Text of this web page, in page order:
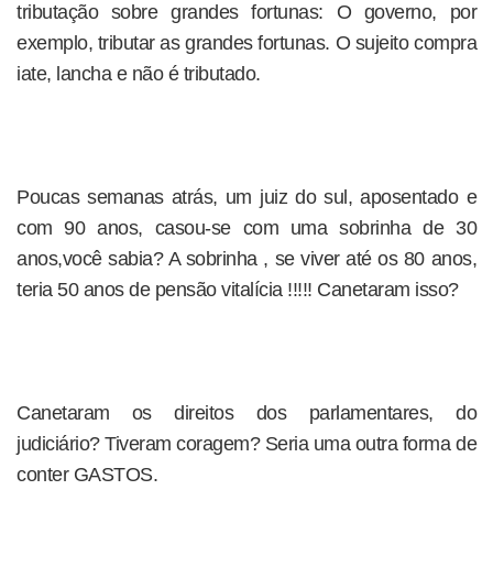
tributação sobre grandes fortunas: O governo, por
exemplo, tributar as grandes fortunas. O sujeito compra
iate, lancha e não é tributado.
Poucas semanas atrás, um juiz do sul, aposentado e
com 90 anos, casou-se com uma sobrinha de 30
anos,você sabia? A sobrinha , se viver até os 80 anos,
teria 50 anos de pensão vitalícia !!!!! Canetaram isso?
Canetaram os direitos dos parlamentares, do
judiciário? Tiveram coragem? Seria uma outra forma de
conter GASTOS.